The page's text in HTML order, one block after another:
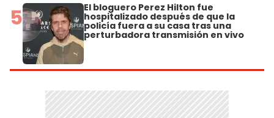
5 El bloguero Perez Hilton fue
hospitalizado después de que la
policía fuera a su casa tras una
perturbadora transmisión en vivo